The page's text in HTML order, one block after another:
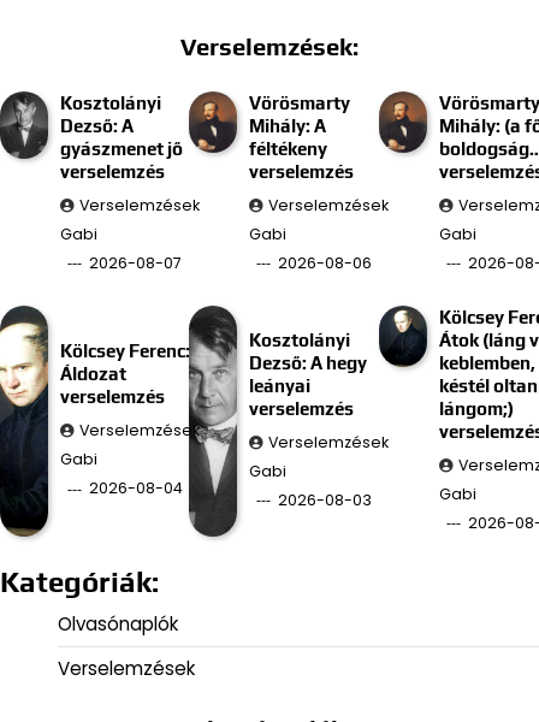
Verselemzések:
Kosztolányi
Dezső: A
gyászmenet jő
verselemzés
Verselemzések
Gabi
2026-08-07
Vörösmarty
Mihály: A
féltékeny
verselemzés
Verselemzések
Gabi
2026-08-06
Vörösmarty
Mihály: (a
Gabi
2026-
Kölcsey Ferenc:
Áldozat
verselemzés
Verselemzések
Gabi
2026-08-04
Kosztolányi
Dezső: A hegy
leányai
verselemzés
Verselemzések
Gabi
2026-08-03
Kölcsey
Átok (láng
keblemben,
késtél
lángom;)
Gabi
2026-
Kategóriák:
Olvasónaplók
Verselemzések